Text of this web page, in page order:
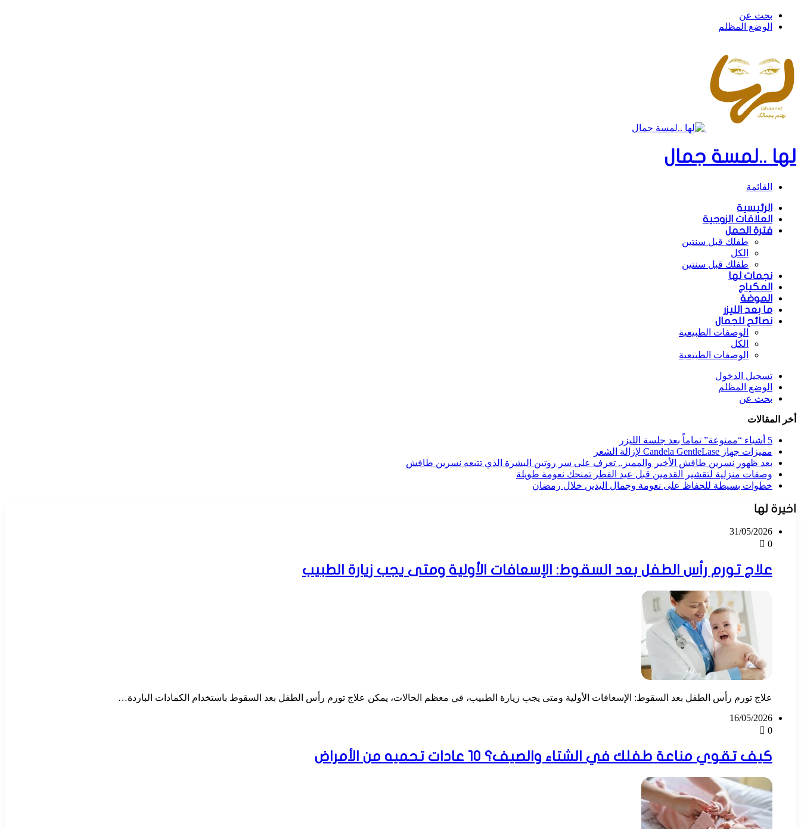
بحث عن
الوضع المظلم
لها ..لمسة جمال
القائمة
الرئيسية
العلاقات الزوجية
فترة الحمل
طفلك قبل سنتين
الكل
طفلك قبل سنتين
نجمات لها
المكياج
الموضة
ما بعد الليزر
نصائح للجمال
الوصفات الطبيعية
الكل
الوصفات الطبيعية
تسجيل الدخول
الوضع المظلم
بحث عن
أخر المقالات
5 أشياء “ممنوعة” تماماً بعد جلسة الليزر
مميزات جهاز Candela GentleLase لإزالة الشعر
بعد ظهور نسرين طافش الأخير والمميز.. تعرف على سر روتين البشرة الذي تتبعه نسرين طافش
وصفات منزلية لتقشير القدمين قبل عيد الفطر تمنحك نعومة طويلة
خطوات بسيطة للحفاظ على نعومة وجمال اليدين خلال رمضان
اخيرة لها
31/05/2026
0
علاج تورم رأس الطفل بعد السقوط: الإسعافات الأولية ومتى يجب زيارة الطبيب
علاج تورم رأس الطفل بعد السقوط: الإسعافات الأولية ومتى يجب زيارة الطبيب، في معظم الحالات، يمكن علاج تورم رأس الطفل بعد السقوط باستخدام الكمادات الباردة…
16/05/2026
0
كيف تقوي مناعة طفلك في الشتاء والصيف؟ 10 عادات تحميه من الأمراض